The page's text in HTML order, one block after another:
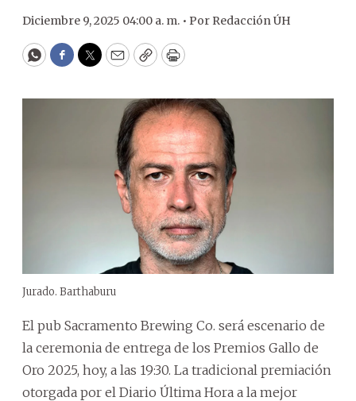
Diciembre 9, 2025 04:00 a. m. • Por Redacción ÚH
WhatsApp
Facebook
Twitter
EmailCopyPrint
Jurado. Barthaburu
El pub Sacramento Brewing Co. será escenario de
la ceremonia de entrega de los Premios Gallo de
Oro 2025, hoy, a las 19:30. La tradicional premiación
otorgada por el Diario Última Hora a la mejor